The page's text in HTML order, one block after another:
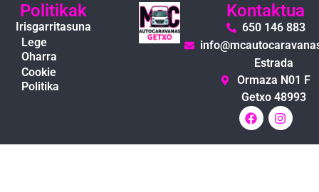
Politikak
Irisgarritasuna
Lege
Oharra
Cookie
Politika
Kontaktua
650 146 883
Estrada
Ormaza N01 F
Getxo 48993